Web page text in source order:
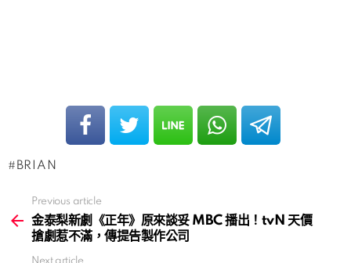
BRIAN
more
Previous article
金泰梨新劇《正年》原來談妥 MBC 播出！tvN 天價
搶劇惹不滿，傳提告製作公司